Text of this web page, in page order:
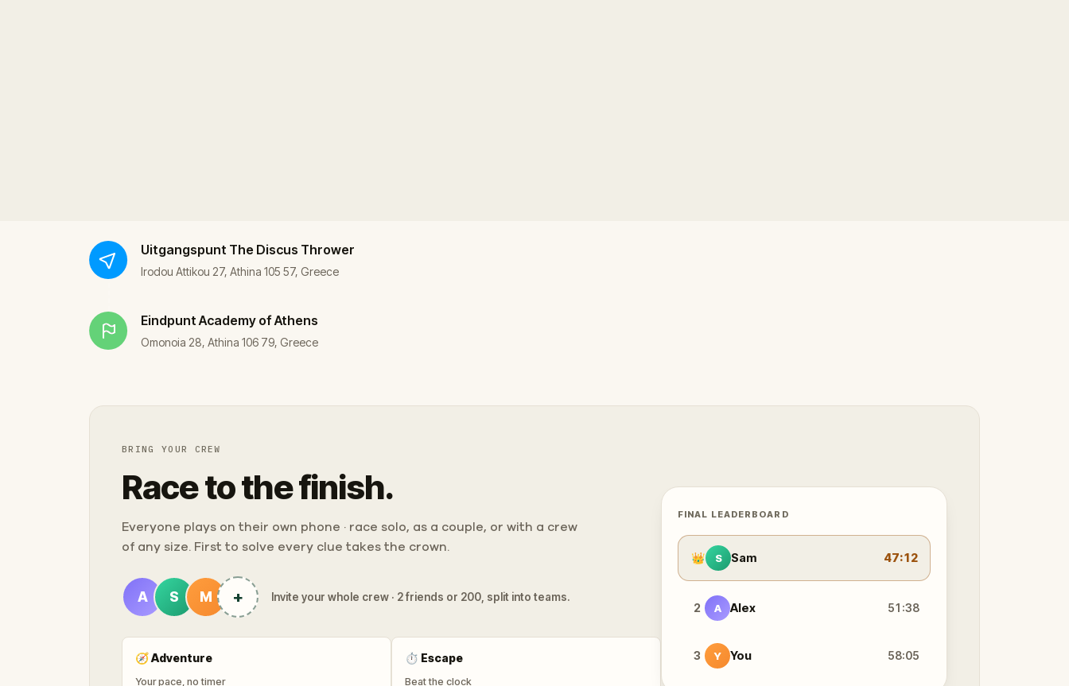
Uitgangspunt The Discus Thrower
Irodou Attikou 27, Athina 105 57, Greece
Eindpunt Academy of Athens
Omonoia 28, Athina 106 79, Greece
BRING YOUR CREW
Race to the finish.
Everyone plays on their own phone · race solo, as a couple, or with a crew
of any size. First to solve every clue takes the crown.
A S M + Invite your whole crew · 2 friends or 200, split into teams.
🧭Adventure
Your pace, no timer
⏱ Escape
Beat the clock
FINAL LEADERBOARD
👑 S Sam 47:12
2 A Alex 51:38
3 Y You 58:05